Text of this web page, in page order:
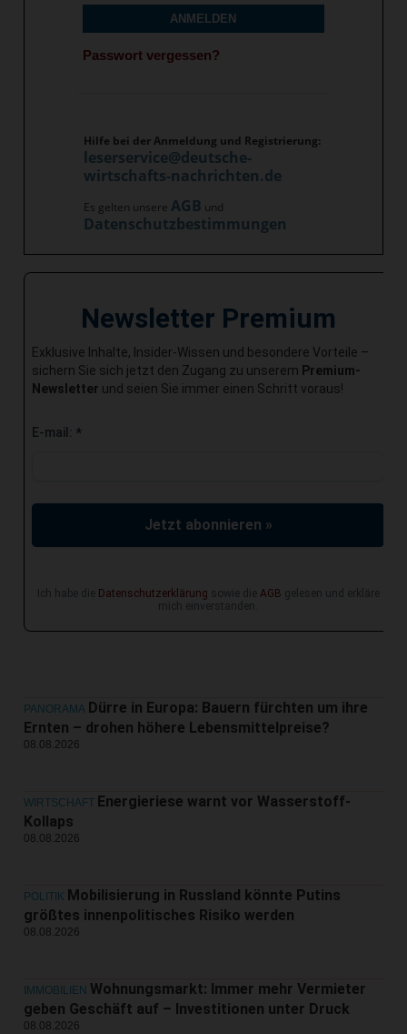
ANMELDEN
Passwort vergessen?
Hilfe bei der Anmeldung und Registrierung:
leserservice@deutsche-
wirtschafts-nachrichten.de
Es gelten unsere AGB und
Datenschutzbestimmungen
Newsletter Premium
Exklusive Inhalte, Insider-Wissen und besondere Vorteile –
sichern Sie sich jetzt den Zugang zu unserem Premium-
Newsletter und seien Sie immer einen Schritt voraus!
E-mail: *
Jetzt abonnieren »
Ich habe die Datenschutzerklärung sowie die AGB gelesen und erkläre
mich einverstanden.
PANORAMA Dürre in Europa: Bauern fürchten um ihre
Ernten – drohen höhere Lebensmittelpreise?
08.08.2026
WIRTSCHAFT Energieriese warnt vor Wasserstoff-
Kollaps
08.08.2026
POLITIK Mobilisierung in Russland könnte Putins
größtes innenpolitisches Risiko werden
08.08.2026
IMMOBILIEN Wohnungsmarkt: Immer mehr Vermieter
geben Geschäft auf – Investitionen unter Druck
08.08.2026